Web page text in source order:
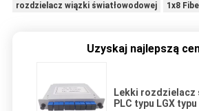
rozdzielacz wiązki światłowodowej
1x8
Uzyskaj najlepszą
Lekki rozdzielacz
PLC typu LGX typu